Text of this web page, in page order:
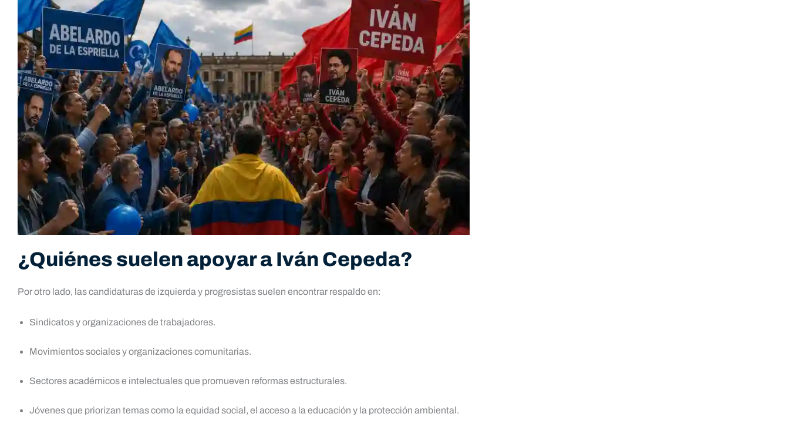
¿Quiénes suelen apoyar a Iván Cepeda?
Por otro lado, las candidaturas de izquierda y progresistas suelen encontrar respaldo en:
Sindicatos y organizaciones de trabajadores.
Movimientos sociales y organizaciones comunitarias.
Sectores académicos e intelectuales que promueven reformas estructurales.
Jóvenes que priorizan temas como la equidad social, el acceso a la educación y la protección ambiental.